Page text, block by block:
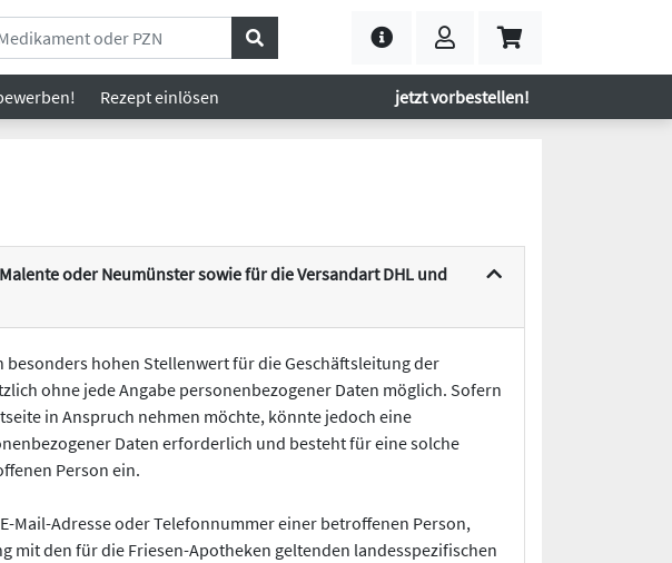
Rezepteinlösen jetzt vorbestellen!
oder Neumünster sowie für die Versandart DHL und
hohen Stellenwert für die Geschäftsleitung der
ohne jede Angabe personenbezogener Daten möglich. Sofern
in Anspruch nehmen möchte, könnte jedoch eine
Daten erforderlich und besteht für eine solche
Person ein.
Mail-Adresse oder Telefonnummer einer betroffenen Person,
den für die Friesen-Apotheken geltenden landesspezifischen